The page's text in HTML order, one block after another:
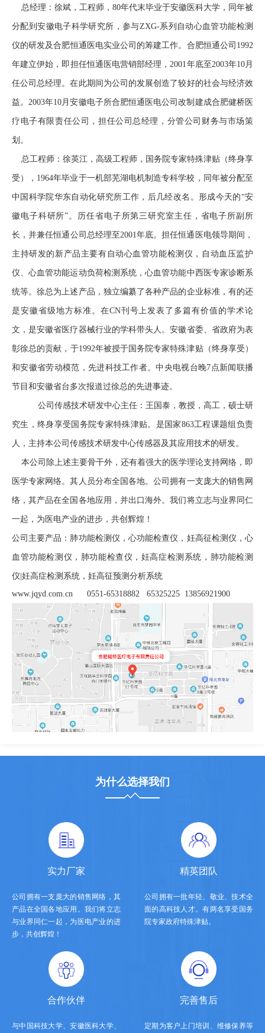
总经理：徐斌，工程师，80年代末毕业于安徽医科大学，同年被
分配到安徽电子科学研究所，参与ZXG-系列自动心血管功能检测
仪的研发及合肥恒通医电实业公司的筹建工作。合肥恒通公司1992
年建立伊始，即担任恒通医电营销部经理，2001年底至2003年10月
任公司总经理。在此期间为公司的发展创造了较好的社会与经济效
益。2003年10月安徽电子所合肥恒通医电公司改制建成合肥健桥医
疗电子有限责任公司，担任公司总经理，分管公司财务与市场策
划。
总工程师：徐英江，高级工程师，国务院专家特殊津贴（终身享
受），1964年毕业于一机部芜湖电机制造专科学校，同年被分配至
中国科学院华东自动化研究所工作，后几经改名。形成今天的“安
徽电子科研所”。历任省电子所第三研究室主任，省电子所副所
长，并兼任恒通公司总经理至2001年底。担任恒通医电领导期间，
主持研发的新产品主要有自动心血管功能检测仪，自动血压监护
仪、心血管功能运动负荷检测系统，心血管功能中西医专家诊断系
统等。徐总为上述产品，独立编纂了各种产品的企业标准，有的还
是安徽省级地方标准。在CN刊号上发表了多篇有价值的学术论
文，是安徽省医疗器械行业的学科带头人。安徽省委、省政府为表
彰徐总的贡献，于1992年被授于国务院专家特殊津贴（终身享受）
和安徽省劳动模范，先进科技工作者。中央电视台晚7点新闻联播
节目和安徽省台多次报道过徐总的先进事迹。
公司传感技术研发中心主任：王国泰，教授，高工，硕士研
究生，终身享受国务院专家特殊津贴。是国家863工程课题组负责
人，主持本公司传感技术研发中心传感器及其应用技术的研发。
本公司除上述主要骨干外，还有着强大的医学理论支持网络，即
医学专家网络。其人员分布全国各地。公司拥有一支庞大的销售网
络，其产品在全国各地应用，并出口海外。我们将立志与业界同仁
一起，为医电产业的进步，共创辉煌！
公司主要产品：肺功能检测仪，心功能检查仪，妊高征检测仪，心
血管功能检测仪，肺功能检查仪，妊高症检测系统，肺功能检测
仪|妊高症检测系统， 妊高征预测分析系统
www.jqyd.com.cn 0551-65318882 65325225 13856921900
为什么选择我们
实力厂家
公司拥有一支庞大的销售网络，其
产品在全国各地应用。我们将立志
与业界同仁一起，为医电产业的进
步，共创辉煌！
精英团队
公司拥有一批年轻、敬业、技术全
面的高科技人才。有两名享受国务
院专家政府特殊津贴。
合作伙伴
与中国科技大学、安徽医科大学、
完善售后
定期为客户上门培训、维修保养等